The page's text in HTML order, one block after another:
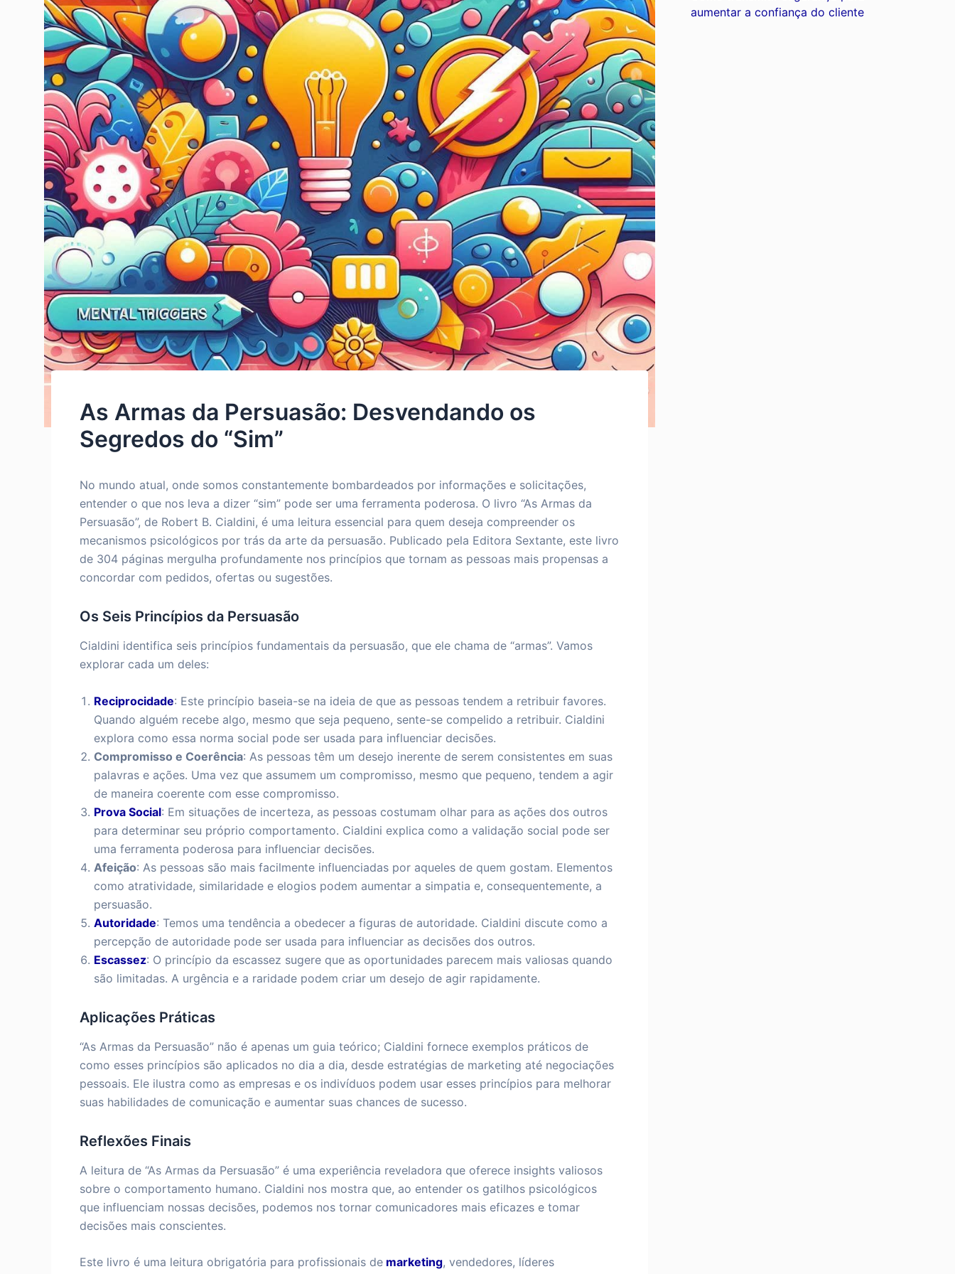
As Armas da Persuasão: Desvendando os
Segredos do “Sim”
No mundo atual, onde somos constantemente bombardeados por informações e solicitações,
entender o que nos leva a dizer “sim” pode ser uma ferramenta poderosa. O livro “As Armas da
Persuasão”, de Robert B. Cialdini, é uma leitura essencial para quem deseja compreender os
mecanismos psicológicos por trás da arte da persuasão. Publicado pela Editora Sextante, este livro
de 304 páginas mergulha profundamente nos princípios que tornam as pessoas mais propensas a
concordar com pedidos, ofertas ou sugestões.
Os Seis Princípios da Persuasão
Cialdini identifica seis princípios fundamentais da persuasão, que ele chama de “armas”. Vamos
explorar cada um deles:
Reciprocidade: Este princípio baseia-se na ideia de que as pessoas tendem a retribuir favores.
Quando alguém recebe algo, mesmo que seja pequeno, sente-se compelido a retribuir. Cialdini
explora como essa norma social pode ser usada para influenciar decisões.
Compromisso e Coerência: As pessoas têm um desejo inerente de serem consistentes em suas
palavras e ações. Uma vez que assumem um compromisso, mesmo que pequeno, tendem a agir
de maneira coerente com esse compromisso.
Prova Social: Em situações de incerteza, as pessoas costumam olhar para as ações dos outros
para determinar seu próprio comportamento. Cialdini explica como a validação social pode ser
uma ferramenta poderosa para influenciar decisões.
Afeição: As pessoas são mais facilmente influenciadas por aqueles de quem gostam. Elementos
como atratividade, similaridade e elogios podem aumentar a simpatia e, consequentemente, a
persuasão.
Autoridade: Temos uma tendência a obedecer a figuras de autoridade. Cialdini discute como a
percepção de autoridade pode ser usada para influenciar as decisões dos outros.
Escassez: O princípio da escassez sugere que as oportunidades parecem mais valiosas quando
são limitadas. A urgência e a raridade podem criar um desejo de agir rapidamente.
Aplicações Práticas
“As Armas da Persuasão” não é apenas um guia teórico; Cialdini fornece exemplos práticos de
como esses princípios são aplicados no dia a dia, desde estratégias de marketing até negociações
pessoais. Ele ilustra como as empresas e os indivíduos podem usar esses princípios para melhorar
suas habilidades de comunicação e aumentar suas chances de sucesso.
Reflexões Finais
A leitura de “As Armas da Persuasão” é uma experiência reveladora que oferece insights valiosos
sobre o comportamento humano. Cialdini nos mostra que, ao entender os gatilhos psicológicos
que influenciam nossas decisões, podemos nos tornar comunicadores mais eficazes e tomar
decisões mais conscientes.
Este livro é uma leitura obrigatória para profissionais de marketing, vendedores, líderes
aumentar a confiança do cliente